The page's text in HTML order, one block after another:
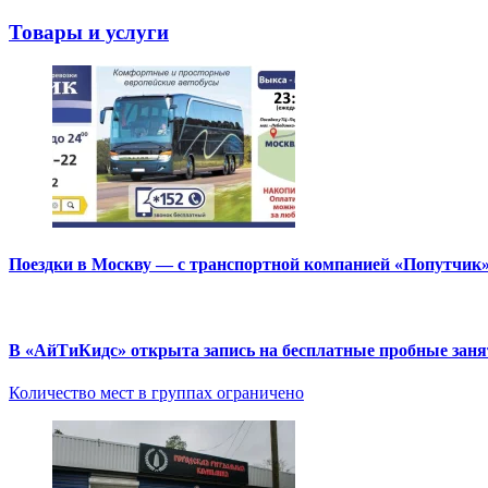
Товары и услуги
Поездки в Москву — с транспортной компанией «Попутчик»
В «АйТиКидс» открыта запись на бесплатные пробные
Количество мест в группах ограничено